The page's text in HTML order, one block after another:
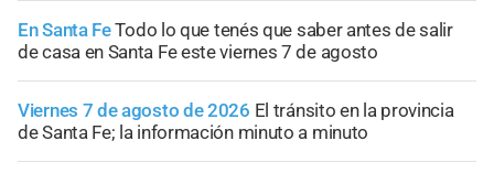
En Santa FeTodo lo que tenés que saber antes de salir
de casa en Santa Fe este viernes 7 de agosto
Viernes 7 de agosto de 2026 El tránsito en la provincia
de Santa Fe; la información minuto a minuto